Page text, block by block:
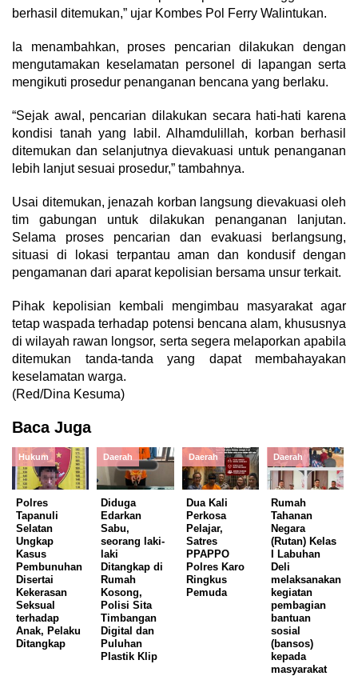
berhasil ditemukan,” ujar Kombes Pol Ferry Walintukan.
Ia menambahkan, proses pencarian dilakukan dengan
mengutamakan keselamatan personel di lapangan serta
mengikuti prosedur penanganan bencana yang berlaku.
“Sejak awal, pencarian dilakukan secara hati-hati karena
kondisi tanah yang labil. Alhamdulillah, korban berhasil
ditemukan dan selanjutnya dievakuasi untuk penanganan
lebih lanjut sesuai prosedur,” tambahnya.
Usai ditemukan, jenazah korban langsung dievakuasi oleh
tim gabungan untuk dilakukan penanganan lanjutan.
Selama proses pencarian dan evakuasi berlangsung,
situasi di lokasi terpantau aman dan kondusif dengan
pengamanan dari aparat kepolisian bersama unsur terkait.
Pihak kepolisian kembali mengimbau masyarakat agar
tetap waspada terhadap potensi bencana alam, khususnya
di wilayah rawan longsor, serta segera melaporkan apabila
ditemukan tanda-tanda yang dapat membahayakan
keselamatan warga.
(Red/Dina Kesuma)
Baca Juga
Hukum
Polres
Tapanuli
Selatan
Ungkap
Kasus
Pembunuhan
Disertai
Kekerasan
Seksual
terhadap
Anak, Pelaku
Ditangkap
Daerah
Diduga
Edarkan
Sabu,
seorang laki-
laki
Ditangkap di
Rumah
Kosong,
Polisi Sita
Timbangan
Digital dan
Puluhan
Plastik Klip
Daerah
Dua Kali
Perkosa
Pelajar,
Satres
PPAPPO
Polres Karo
Ringkus
Pemuda
Daerah
Rumah
Tahanan
Negara
(Rutan) Kelas
I Labuhan
Deli
melaksanakan
kegiatan
pembagian
bantuan
sosial
(bansos)
kepada
masyarakat